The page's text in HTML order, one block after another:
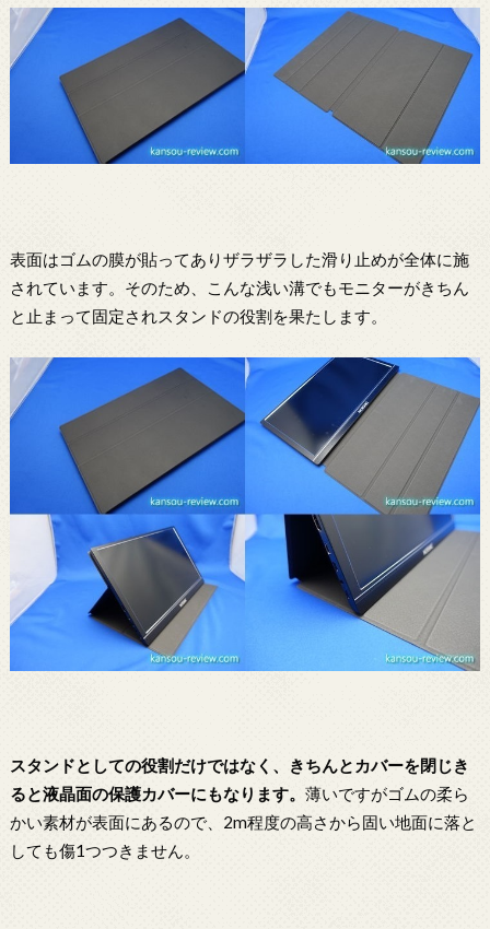
表面はゴムの膜が貼ってありザラザラした滑り止めが全体に施
されています。そのため、こんな浅い溝でもモニターがきちん
と止まって固定されスタンドの役割を果たします。
スタンドとしての役割だけではなく、きちんとカバーを閉じき
ると液晶面の保護カバーにもなります。 薄いですがゴムの柔ら
かい素材が表面にあるので、2m程度の高さから固い地面に落と
しても傷1つつきません。